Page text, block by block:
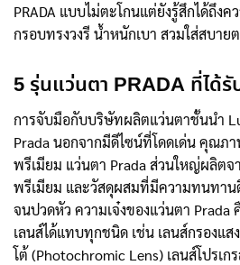
PRADA แบบไม่ตะโกนแต่ยังรู้สึกได้ถึง
กรอบทรงวงรี น้ำหนักเบา สวมใส่สบาย
5 รุ่นแว่นตา PRADA ที่ได้
การจับมือกับบริษัทผลิตแว่นตาชั้นนำ
Prada นอกจากมีดีไซน์ที่โดดเด่น คุณภ
พรีเมียม แว่นตา Prada ส่วนใหญ่ผลิตจ
พรีเมียม และวัสดุผสมที่มีความทนทา
จนปวดหัว ความเจ๋งของแว่นตา Prada
เลนส์ได้แทบทุกชนิด เช่น เลนส์กรองแส
โต้ (Photochromic Lens) เลนส์โปรเ